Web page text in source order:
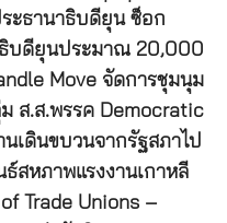
ะธานาธิบดียุน ซ็อก
บดียุนประมาณ 20,000
Move จัดการชุมนุม
ส.ส.พรรค Democratic
เดินขบวนจากรัฐสภาไป
สหภาพแรงงานเกาหลี
Trade Unions –